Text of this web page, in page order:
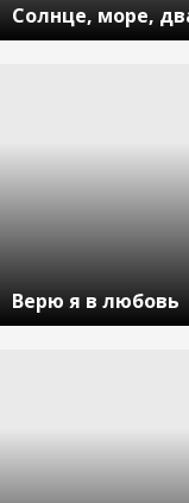
Солнце, море,
Верю я в любовь